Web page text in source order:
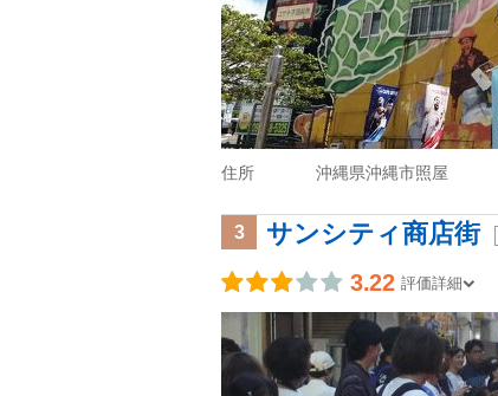
住所 沖縄県沖縄市照屋
3 サンシティ商店街
3.22 評価詳細